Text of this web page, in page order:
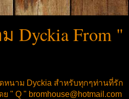
Dyckia From "
นาม Dyckia สำหรับทุกๆท่านที่รัก
" Q " bromhouse@hotmail.com